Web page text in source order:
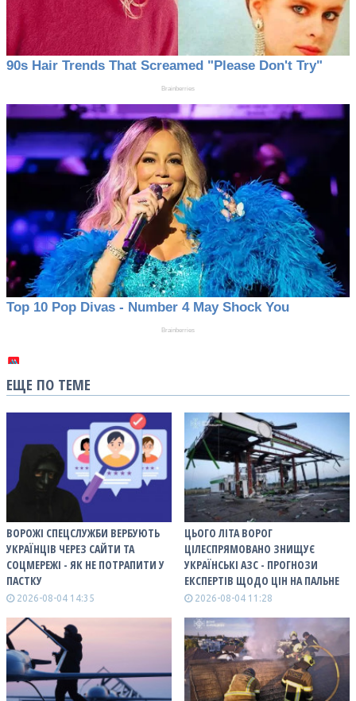
ЕЩЕ ПО ТЕМЕ
ВОРОЖІ СПЕЦСЛУЖБИ ВЕРБУЮТЬ
УКРАЇНЦІВ ЧЕРЕЗ САЙТИ ТА
СОЦМЕРЕЖІ - ЯК НЕ ПОТРАПИТИ У
ПАСТКУ
2026-08-04 14:35
ЦЬОГО ЛІТА ВОРОГ
ЦІЛЕСПРЯМОВАНО ЗНИЩУЄ
УКРАЇНСЬКІ АЗС - ПРОГНОЗИ
ЕКСПЕРТІВ ЩОДО ЦІН НА ПАЛЬНЕ
2026-08-04 11:28